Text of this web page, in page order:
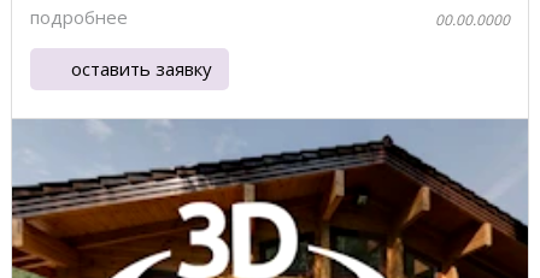
подробнее 00.00.0000
оставить заявку